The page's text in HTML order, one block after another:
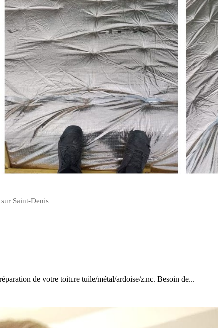
Saint-Denis
de votre toiture tuile/métal/ardoise/zinc. Besoin de...